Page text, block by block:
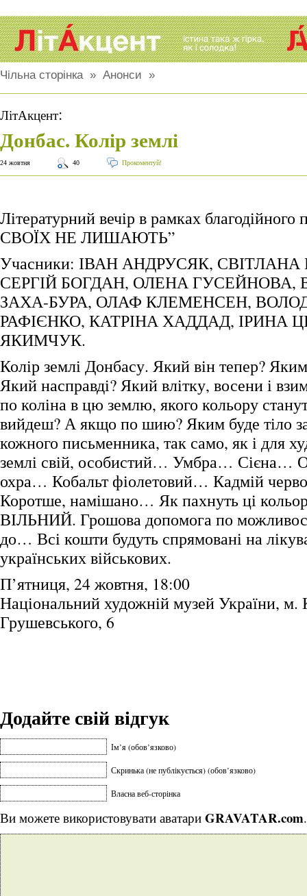
Чільна сторінка» Анонси »
ЛітАкцент:
Донбас. Колір землі
24 жовтня 40 Прокоментуй!
Літературний вечір в рамках
СВОЇХ НЕ ЛИШАЮТЬ”
Учасники: ІВАН АНДРУСЯК,
СЕРГІЙ БОГДАН, ОЛЕНА ГУСЕЙНОВА,
ЗАХА-БУРА, ОЛАФ КЛЕМЕНСЕН,
РАФІЄНКО, КАТРІНА ХАДДАД, ІРИНА
ЯКИМЧУК.
Колір землі Донбасу. Який він тепер?
Який насправді? Який влітку, восени і
по коліна в цю землю, якого кольору
вийдеш? А якщо по шию? Яким буде тіло
кожного письменника, так само, як і для
землі свій, особистий… Умбра… Сієна…
охра… Кобальт фіолетовий… Кадмій
Коротше, намішано… Як пахнуть ці
ВІЛЬНИЙ. Грошова допомога по
до… Всі кошти будуть спрямовані на
українських військових.
П’ятниця, 24 жовтня, 18:00
Національний художній музей України, м.
Грушевського, 6
Додайте свій відгук
Ім’я (обов’язково)
Скринька (не публікується) (обов’язково)
Власна веб-сторінка
Ви можете використовувати аватари GRAVATAR.com.